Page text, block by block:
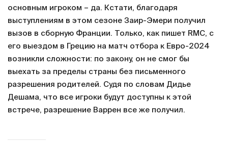
основным игроком – да. Кстати, благодаря
выступлениям в этом сезоне Заир-Эмери получил
вызов в сборную Франции. Только, как пишет RMC, с
его выездом в Грецию на матч отбора к Евро-2024
возникли сложности: по закону, он не смог бы
выехать за пределы страны без письменного
разрешения родителей. Судя по словам Дидье
Дешама, что все игроки будут доступны к этой
встрече, разрешение Варрен все же получил.